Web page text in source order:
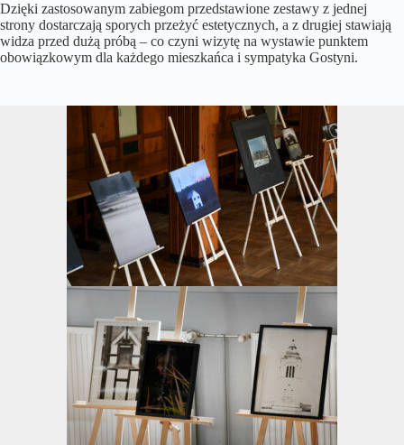
Dzięki zastosowanym zabiegom przedstawione zestawy z jednej
strony dostarczają sporych przeżyć estetycznych, a z drugiej stawiają
widza przed dużą próbą – co czyni wizytę na wystawie punktem
obowiązkowym dla każdego mieszkańca i sympatyka Gostyni.